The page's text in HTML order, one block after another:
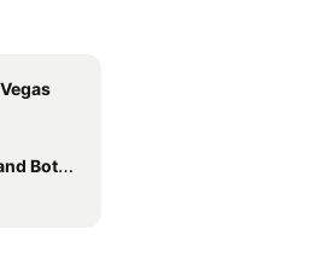
Garden